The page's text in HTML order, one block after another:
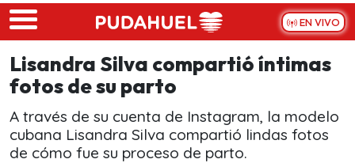
Skip to main content
EN VIVO
Lisandra Silva compartió íntimas
fotos de su parto
A través de su cuenta de Instagram, la modelo
cubana Lisandra Silva compartió lindas fotos
de cómo fue su proceso de parto.